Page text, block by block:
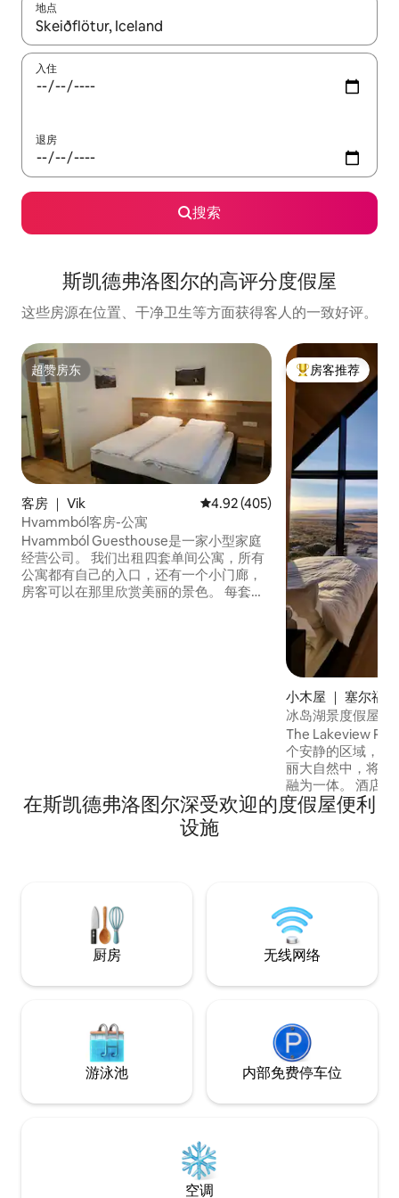
地点
如有搜索结果，请使用上下方向键查看，或通过点击或滑动手势
入住
退房
搜索
斯凯德弗洛图尔的高评分度假屋
这些房源在位置、干净卫生等方面获得客人的一致好评。
超赞房东
超赞房东
客房 ｜ Vik 平均评分 4.92 分（满分 5 分），
4.92 (405)
Hvammból客房-公寓
Hvammból Guesthouse是一家小型家庭
经营公司。 我们出租四套单间公寓，所有
公寓都有自己的入口，还有一个小门廊，
房客可以在那里欣赏美丽的景色。 每套公
热门「房客推荐」
房客推荐
小木屋 ｜ 塞尔福
冰岛湖景度假屋
The Lakeview
个安静的区域，
丽大自然中，将冰
融为一体。 酒店设有落地窗、壁炉、室外
恒温泳池、可收看
电视和免费无线网络。 位于著
在斯凯德弗洛图尔深受欢迎的度假屋便利
设施
厨房 无线网络
游泳池 内部免费停车位
空调